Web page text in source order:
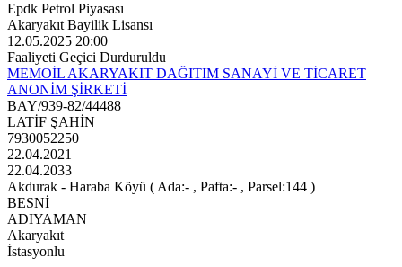
Epdk Petrol Piyasası
Akaryakıt Bayilik Lisansı
12.05.2025 20:00
Faaliyeti Geçici Durduruldu
MEMOİL AKARYAKIT DAĞITIM SANAYİ VE TİCARET
ANONİM ŞİRKETİ
BAY/939-82/44488
LATİF ŞAHİN
7930052250
22.04.2021
22.04.2033
Akdurak - Haraba Köyü ( Ada:- , Pafta:- , Parsel:144 )
BESNİ
ADIYAMAN
Akaryakıt
İstasyonlu